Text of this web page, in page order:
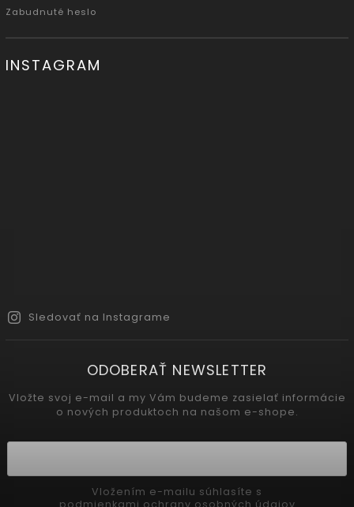
Zabudnuté heslo
INSTAGRAM
Sledovať na Instagrame
ODOBERAŤ NEWSLETTER
Vložte svoj e-mail a my Vám budeme zasielať informácie
o nových produktoch na našom e-shope.